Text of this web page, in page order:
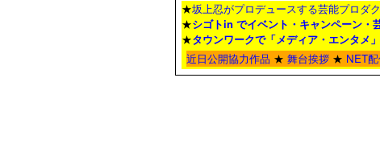
★坂上忍がプロデュースする芸能プロダ
★シゴトin でイベント・キャンペーン・
★タウンワークで「メディア・エンタメ
近日公開協力作品 ★ 舞台挨拶 ★ NET